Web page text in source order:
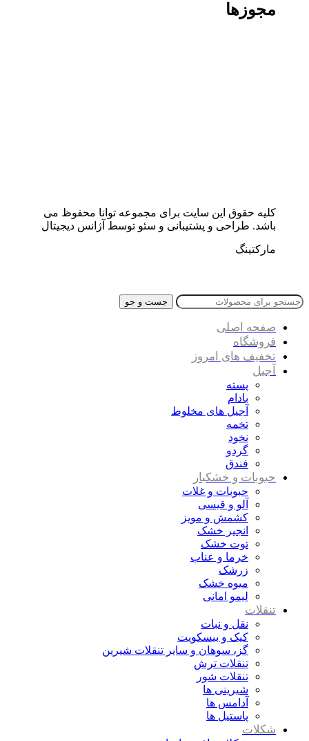
مجوزها
کلیه حقوق این سایت برای مجموعه توانا محفوظ می
باشد. طراحی و پشتیبانی و سئو توسط آژانس دیجیتال
مارکتینگ
جست و جو
صفحه اصلی
فروشگاه
تخفیف های امروز
آجیل
پسته
بادام
آجیل های مخلوط
تخمه
نخود
گردو
فندق
حبوبات و خشکبار
حبوبات و غلات
آلو و قیسی
کشمش و مویز
انجیر خشک
توت خشک
خرما و عناب
زرشک
میوه خشک
لیمو امانی
تنقلات
نقل و نبات
کیک و بیسکویت
گز، سوهان و سایر تنقلات شیرین
تنقلات ترش
تنقلات شور
شیرینی ها
آدامس ها
پاستیل ها
شکلات